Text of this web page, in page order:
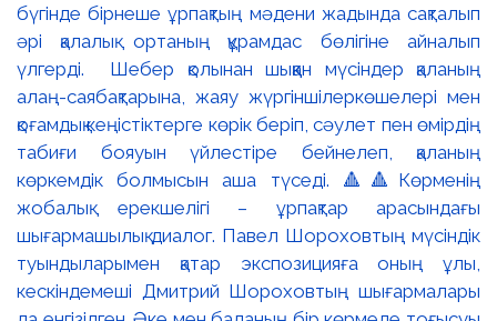
бүгінде бірнеше ұрпақтың мәдени жадында сақталып
әрі қалалық ортаның құрамдас бөлігіне айналып
үлгерді. Шебер қолынан шыққан мүсіндер қаланың
алаң-саябақтарына, жаяу жүргіншілеркөшелері мен
қоғамдық кеңістіктерге көрік беріп, сәулет пен өмірдің
табиғи бояуын үйлестіре бейнелеп, қаланың
көркемдік болмысын аша түседі. 🔺🔺Көрменің
жобалық ерекшелігі – ұрпақтар арасындағы
шығармашылық диалог. Павел Шороховтың мүсіндік
туындыларымен қатар экспозицияға оның ұлы,
кескіндемеші Дмитрий Шороховтың шығармалары